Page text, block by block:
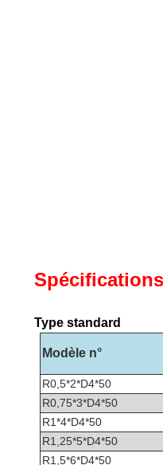
Spécifications
Type standard
Modèle n°
R0,5*2*D4*50
R0,75*3*D4*50
R1*4*D4*50
R1,25*5*D4*50
R1,5*6*D4*50